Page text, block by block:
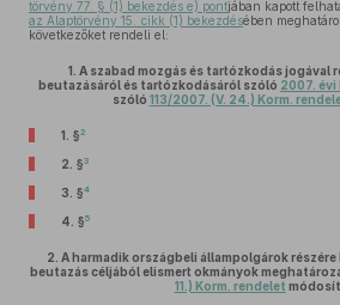
törvény 77. § (1) bekezdés e) pontjában kapott
az Alaptörvény 15. cikk (1) bekezdésében
következőket rendeli el:
1. A szabad mozgás és tartózkodás jogával
beutazásáról és tartózkodásáról szóló 2007.
szóló 113/2007. (V. 24.) Korm.
1. §2
2. §3
3. §4
4. §5
2. A harmadik országbeli állampolgárok
beutazás céljából elismert okmányok
11.) Korm. rendelet